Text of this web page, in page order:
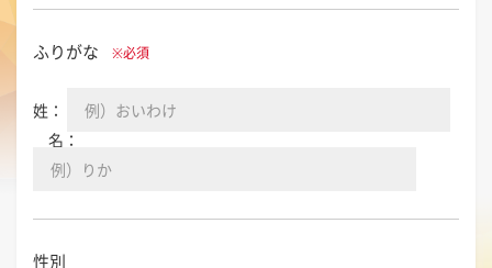
ふりがな ※必須
姓：
名：
性別